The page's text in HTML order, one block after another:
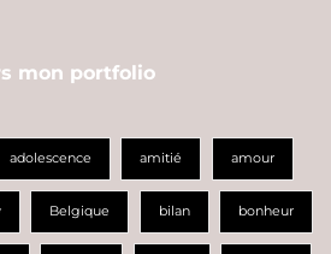
mon portfolio
adolescence amitié amour
Belgique bilan bonheur